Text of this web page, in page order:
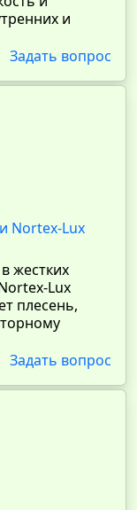
и
Задать вопрос
Nortex-Lux
жестких
Lux
плесень,
Задать вопрос